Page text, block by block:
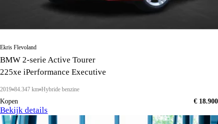
Ekris Flevoland
BMW 2-serie Active Tourer
225xe iPerformance Executive
2019 84.347 km Hybride benzine
Kopen € 18.900
Bekijk details